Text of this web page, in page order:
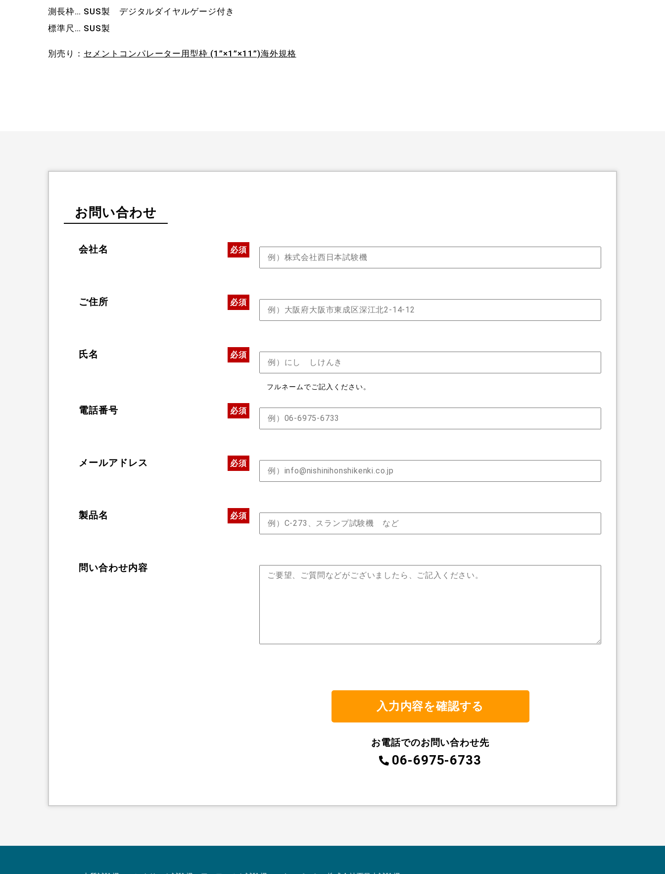
測長枠… SUS製 デジタルダイヤルゲージ付き
標準尺… SUS製
別売り： セメントコンパレーター用型枠 (1”×1”×11”)海外規格
お問い合わせ
会社名 必須
ご住所 必須
氏名 必須
フルネームでご記入ください。
電話番号 必須
メールアドレス 必須
製品名 必須
問い合わせ内容
お電話でのお問い合わせ先
06-6975-6733